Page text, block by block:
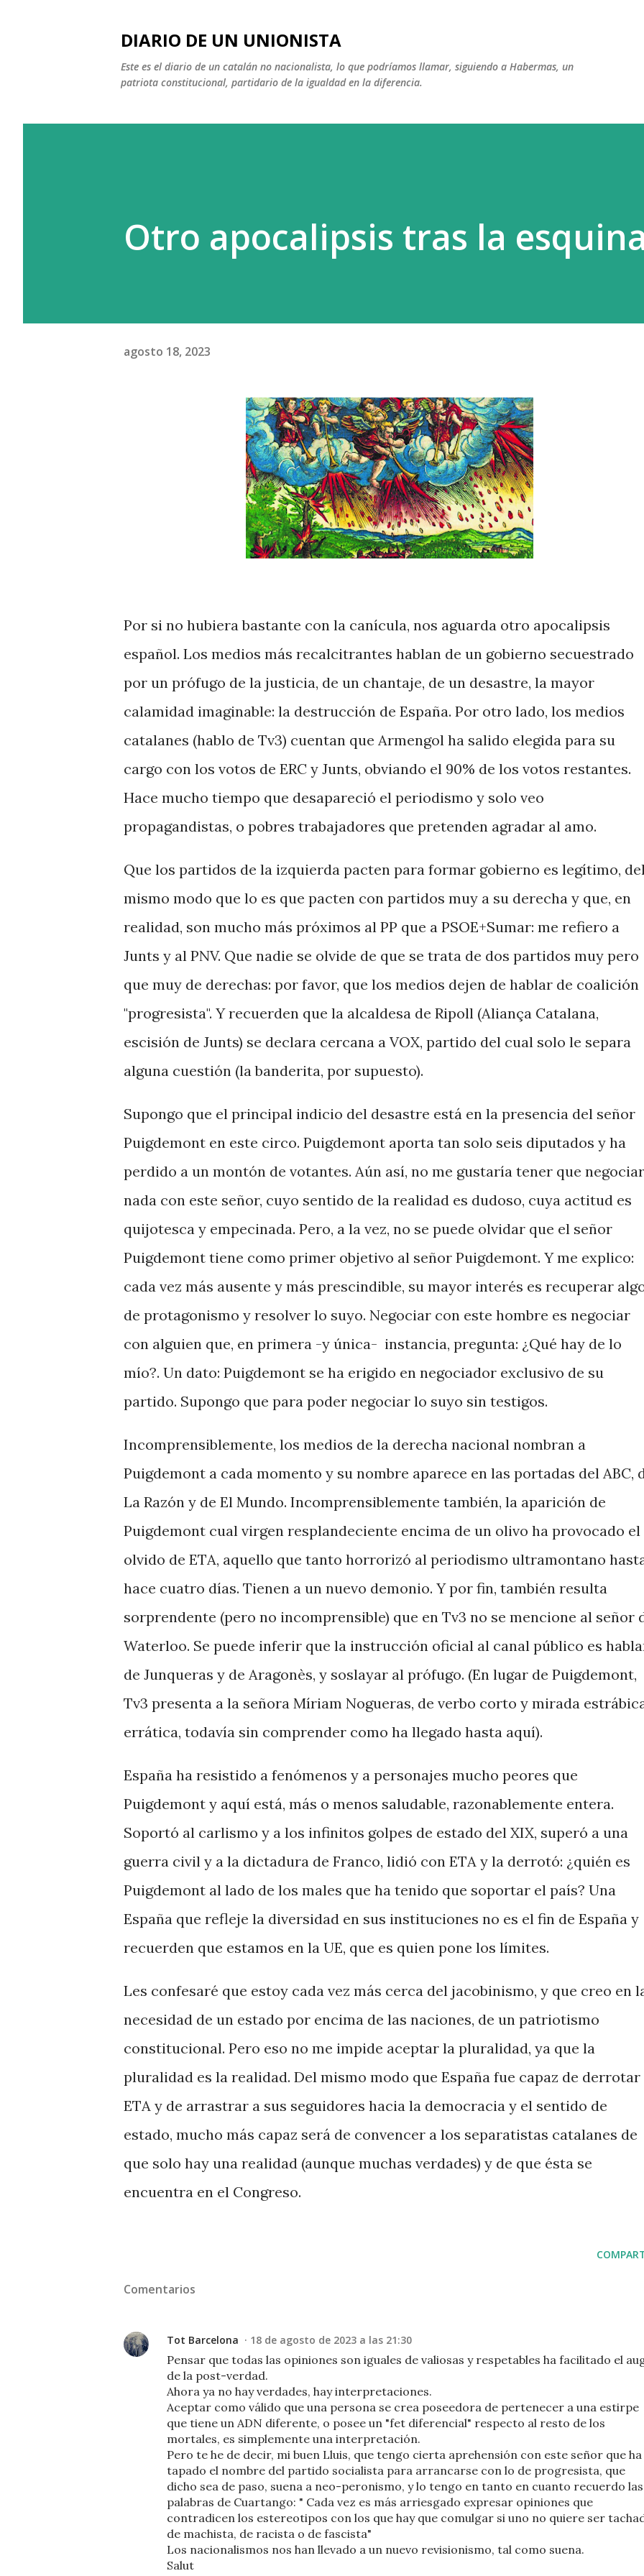
DIARIO DE UN UNIONISTA
Este es el diario de un catalán no nacionalista, lo que podríamos llamar, siguiendo a Habermas, un
patriota constitucional, partidario de la igualdad en la diferencia.
Otro apocalipsis tras la
agosto 18, 2023
Por si no hubiera bastante con la canícula, nos aguarda otro apocalipsis
español. Los medios más recalcitrantes hablan de un gobierno secuestrado
por un prófugo de la justicia, de un chantaje, de un desastre, la mayor
calamidad imaginable: la destrucción de España. Por otro lado, los medios
catalanes (hablo de Tv3) cuentan que Armengol ha salido elegida para su
cargo con los votos de ERC y Junts, obviando el 90% de los votos restantes.
Hace mucho tiempo que desapareció el periodismo y solo veo
propagandistas, o pobres trabajadores que pretenden agradar al amo.
Que los partidos de la izquierda pacten para formar gobierno es legítimo,
mismo modo que lo es que pacten con partidos muy a su derecha y que, en
realidad, son mucho más próximos al PP que a PSOE+Sumar: me refiero a
Junts y al PNV. Que nadie se olvide de que se trata de dos partidos muy pero
que muy de derechas: por favor, que los medios dejen de hablar de coalición
"progresista". Y recuerden que la alcaldesa de Ripoll (Aliança Catalana,
escisión de Junts) se declara cercana a VOX, partido del cual solo le separa
alguna cuestión (la banderita, por supuesto).
Supongo que el principal indicio del desastre está en la presencia del señor
Puigdemont en este circo. Puigdemont aporta tan solo seis diputados y ha
perdido a un montón de votantes. Aún así, no me gustaría tener que negociar
nada con este señor, cuyo sentido de la realidad es dudoso, cuya actitud es
quijotesca y empecinada. Pero, a la vez, no se puede olvidar que el señor
Puigdemont tiene como primer objetivo al señor Puigdemont. Y me explico:
cada vez más ausente y más prescindible, su mayor interés es recuperar
de protagonismo y resolver lo suyo. Negociar con este hombre es negociar
con alguien que, en primera -y única- instancia, pregunta: ¿Qué hay de lo
mío?. Un dato: Puigdemont se ha erigido en negociador exclusivo de su
partido. Supongo que para poder negociar lo suyo sin testigos.
Incomprensiblemente, los medios de la derecha nacional nombran a
Puigdemont a cada momento y su nombre aparece en las portadas del ABC,
La Razón y de El Mundo. Incomprensiblemente también, la aparición de
Puigdemont cual virgen resplandeciente encima de un olivo ha provocado el
olvido de ETA, aquello que tanto horrorizó al periodismo ultramontano
hace cuatro días. Tienen a un nuevo demonio. Y por fin, también resulta
sorprendente (pero no incomprensible) que en Tv3 no se mencione al señor
Waterloo. Se puede inferir que la instrucción oficial al canal público es
de Junqueras y de Aragonès, y soslayar al prófugo. (En lugar de Puigdemont,
Tv3 presenta a la señora Míriam Nogueras, de verbo corto y mirada
errática, todavía sin comprender como ha llegado hasta aquí).
España ha resistido a fenómenos y a personajes mucho peores que
Puigdemont y aquí está, más o menos saludable, razonablemente entera.
Soportó al carlismo y a los infinitos golpes de estado del XIX, superó a una
guerra civil y a la dictadura de Franco, lidió con ETA y la derrotó: ¿quién es
Puigdemont al lado de los males que ha tenido que soportar el país? Una
España que refleje la diversidad en sus instituciones no es el fin de España y
recuerden que estamos en la UE, que es quien pone los límites.
Les confesaré que estoy cada vez más cerca del jacobinismo, y que creo en
necesidad de un estado por encima de las naciones, de un patriotismo
constitucional. Pero eso no me impide aceptar la pluralidad, ya que la
pluralidad es la realidad. Del mismo modo que España fue capaz de derrotar
ETA y de arrastrar a sus seguidores hacia la democracia y el sentido de
estado, mucho más capaz será de convencer a los separatistas catalanes de
que solo hay una realidad (aunque muchas verdades) y de que ésta se
encuentra en el Congreso.
Comentarios
Tot Barcelona 18 de agosto de 2023 a las 21:30
Pensar que todas las opiniones son iguales de valiosas y respetables ha facilitado el
de la post-verdad.
Ahora ya no hay verdades, hay interpretaciones.
Aceptar como válido que una persona se crea poseedora de pertenecer a una estirpe
que tiene un ADN diferente, o posee un "fet diferencial" respecto al resto de los
mortales, es simplemente una interpretación.
Pero te he de decir, mi buen Lluis, que tengo cierta aprehensión con este señor que ha
tapado el nombre del partido socialista para arrancarse con lo de progresista, que
dicho sea de paso, suena a neo-peronismo, y lo tengo en tanto en cuanto recuerdo las
palabras de Cuartango: " Cada vez es más arriesgado expresar opiniones que
contradicen los estereotipos con los que hay que comulgar si uno no quiere ser
de machista, de racista o de fascista"
Los nacionalismos nos han llevado a un nuevo revisionismo, tal como suena.
Salut